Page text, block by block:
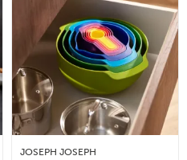
JOSEPH JOSEPH